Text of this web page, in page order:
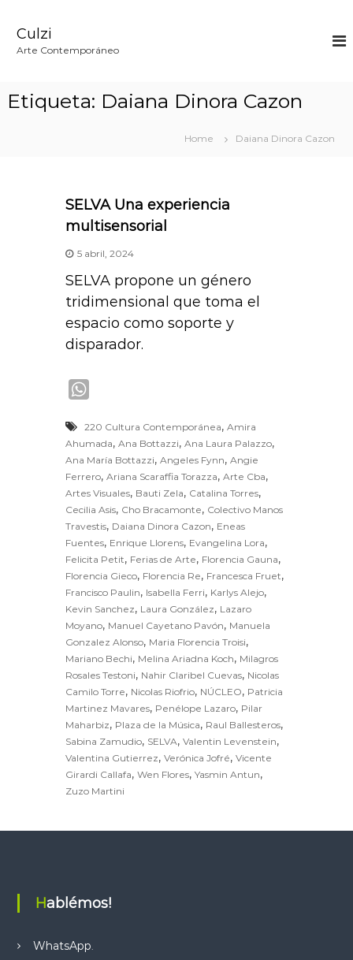
Culzi
Arte Contemporáneo
Etiqueta: Daiana Dinora Cazon
Home Daiana Dinora Cazon
SELVA Una experiencia
multisensorial
5 abril, 2024
SELVA propone un género
tridimensional que toma el
espacio como soporte y
disparador.
a
t
A
p
p
220 Cultura Contemporánea,Amira
Ahumada,Ana Bottazzi,Ana Laura Palazzo,
Ana María Bottazzi,Angeles Fynn,Angie
Ferrero,Ariana Scaraffia Torazza,Arte Cba,
Artes Visuales, Bauti Zela, Catalina Torres,
Cecilia Asis, Cho Bracamonte, Colectivo Manos
Travestis, Daiana Dinora Cazon, Eneas
Fuentes, Enrique Llorens, Evangelina Lora,
Felicita Petit, Ferias de Arte, Florencia Gauna,
Florencia Gieco, Florencia Re, Francesca Fruet,
Francisco Paulin, Isabella Ferri, Karlys Alejo,
Kevin Sanchez, Laura González, Lazaro
Moyano, Manuel Cayetano Pavón, Manuela
Gonzalez Alonso, Maria Florencia Troisi,
Mariano Bechi, Melina Ariadna Koch, Milagros
Rosales Testoni, Nahir Claribel Cuevas, Nicolas
Camilo Torre, Nicolas Riofrio, NÚCLEO, Patricia
Martinez Mavares, Penélope Lazaro, Pilar
Maharbiz, Plaza de la Música, Raul Ballesteros,
Sabina Zamudio, SELVA,Valentin Levenstein,
Valentina Gutierrez,Verónica Jofré,Vicente
Girardi Callafa,Wen Flores,Yasmin Antun,
Zuzo Martini
Hablémos!
WhatsApp.